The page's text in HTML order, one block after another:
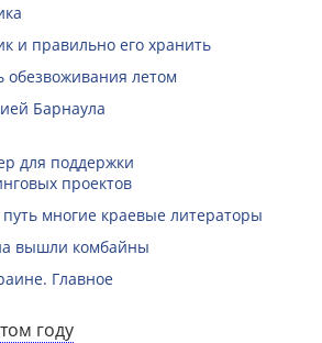
и правильно его хранить
обезвоживания летом
Барнаула
для поддержки
проектов
многие краевые литераторы
вышли комбайны
Главное
году